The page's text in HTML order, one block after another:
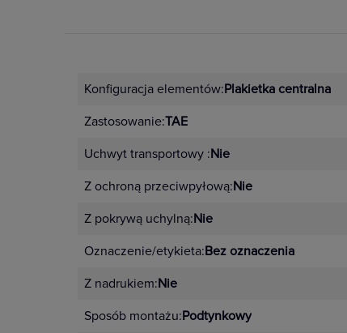
Konfiguracja elementów:Plakietka centralna
Zastosowanie:TAE
Uchwyt transportowy :Nie
Z ochroną przeciwpyłową:Nie
Z pokrywą uchylną:Nie
Oznaczenie/etykieta:Bez oznaczenia
Z nadrukiem:Nie
Sposób montażu:Podtynkowy